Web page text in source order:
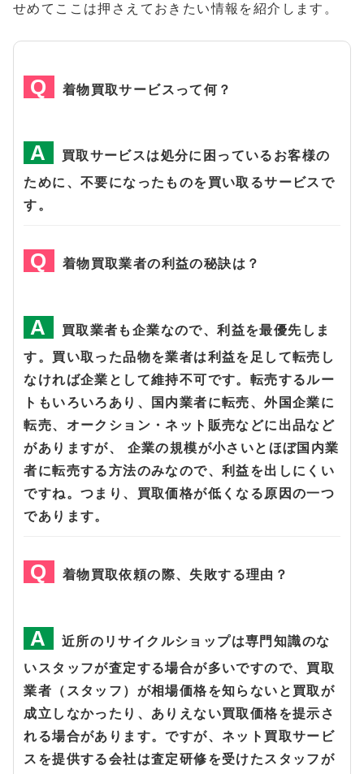
せめてここは押さえておきたい情報を紹介します。
着物買取サービスって何？
買取サービスは処分に困っているお客様の
ために、不要になったものを買い取るサービスで
す。
着物買取業者の利益の秘訣は？
買取業者も企業なので、利益を最優先しま
す。買い取った品物を業者は利益を足して転売し
なければ企業として維持不可です。転売するルー
トもいろいろあり、国内業者に転売、外国企業に
転売、オークション・ネット販売などに出品など
がありますが、 企業の規模が小さいとほぼ国内業
者に転売する方法のみなので、利益を出しにくい
ですね。つまり、買取価格が低くなる原因の一つ
であります。
着物買取依頼の際、失敗する理由？
近所のリサイクルショップは専門知識のな
いスタッフが査定する場合が多いですので、買取
業者（スタッフ）が相場価格を知らないと買取が
成立しなかったり、ありえない買取価格を提示さ
れる場合があります。ですが、ネット買取サービ
スを提供する会社は査定研修を受けたスタッフが